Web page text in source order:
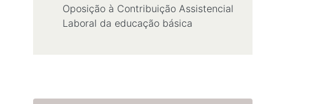
Oposição à Contribuição Assistencial
Laboral da educação básica